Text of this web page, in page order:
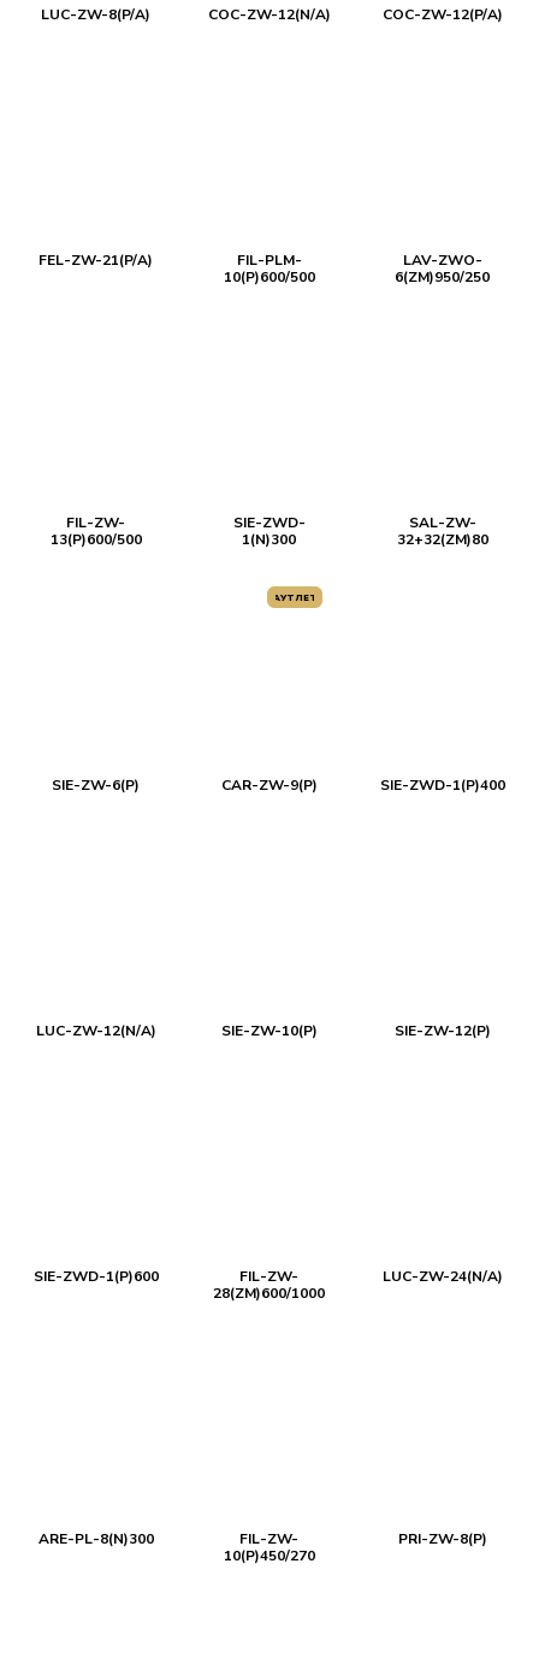
LUC-ZW-8(P/A) COC-ZW-12(N/A) COC-ZW-12(P/A)
FEL-ZW-21(P/A)
FIL-PLM-
10(P)600/500
LAV-ZWO-
6(ZM)950/250
FIL-ZW-
13(P)600/500
SIE-ZWD-
1(N)300
SAL-ZW-
32+32(ZM)80
SIE-ZW-6(P)
АУТЛЕТ
CAR-ZW-9(P) SIE-ZWD-1(P)400
LUC-ZW-12(N/A) SIE-ZW-10(P) SIE-ZW-12(P)
SIE-ZWD-1(P)600
FIL-ZW-
28(ZM)600/1000
LUC-ZW-24(N/A)
ARE-PL-8(N)300
FIL-ZW-
10(P)450/270
PRI-ZW-8(P)